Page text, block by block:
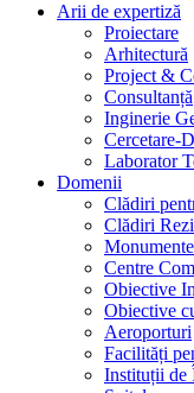
Arii de expertiză
Proiectare
Arhitectură
Project &
Consultanță
Inginerie
Cercetare-
Laborator
Domenii
Clădiri
Clădiri
Centre
Obiective
Obiective
Aeroporturi
Facilități
Instituții de